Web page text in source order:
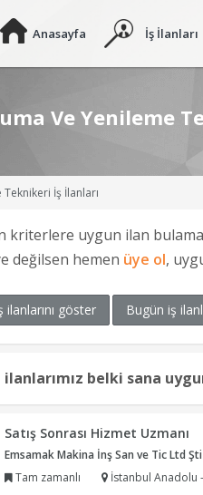
Anasayfa İş İlanları
Ve Yenileme
İş İlanları
kriterlere uygun ilan
değilsen hemen üye ol,
ilanlarını göster Bugün iş
ilanlarımız belki sana
Satış Sonrası Hizmet Uzmanı
Emsamak Makina İnş San ve Tic Ltd Şti
Tam zamanlı
İstanbul Anadolu